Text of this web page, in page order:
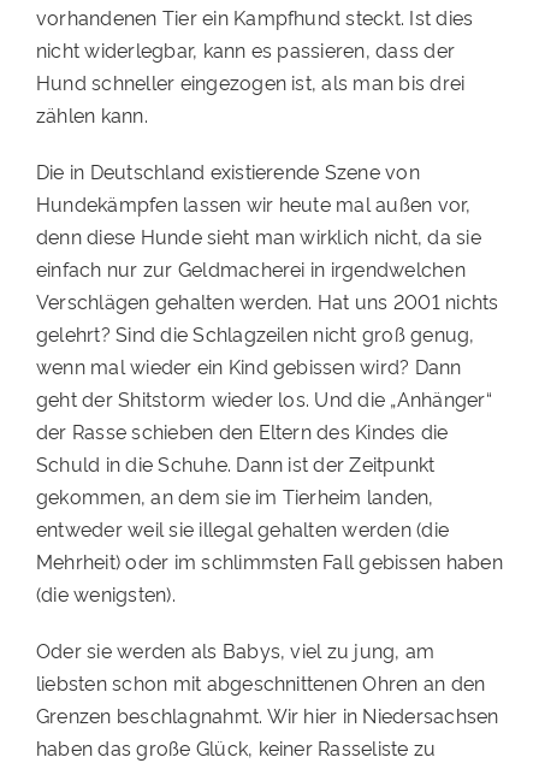
vorhandenen Tier ein Kampfhund steckt. Ist dies
nicht widerlegbar, kann es passieren, dass der
Hund schneller eingezogen ist, als man bis drei
zählen kann.
Die in Deutschland existierende Szene von
Hundekämpfen lassen wir heute mal außen vor,
denn diese Hunde sieht man wirklich nicht, da sie
einfach nur zur Geldmacherei in irgendwelchen
Verschlägen gehalten werden. Hat uns 2001 nichts
gelehrt? Sind die Schlagzeilen nicht groß genug,
wenn mal wieder ein Kind gebissen wird? Dann
geht der Shitstorm wieder los. Und die „Anhänger“
der Rasse schieben den Eltern des Kindes die
Schuld in die Schuhe. Dann ist der Zeitpunkt
gekommen, an dem sie im Tierheim landen,
entweder weil sie illegal gehalten werden (die
Mehrheit) oder im schlimmsten Fall gebissen haben
(die wenigsten).
Oder sie werden als Babys, viel zu jung, am
liebsten schon mit abgeschnittenen Ohren an den
Grenzen beschlagnahmt. Wir hier in Niedersachsen
haben das große Glück, keiner Rasseliste zu